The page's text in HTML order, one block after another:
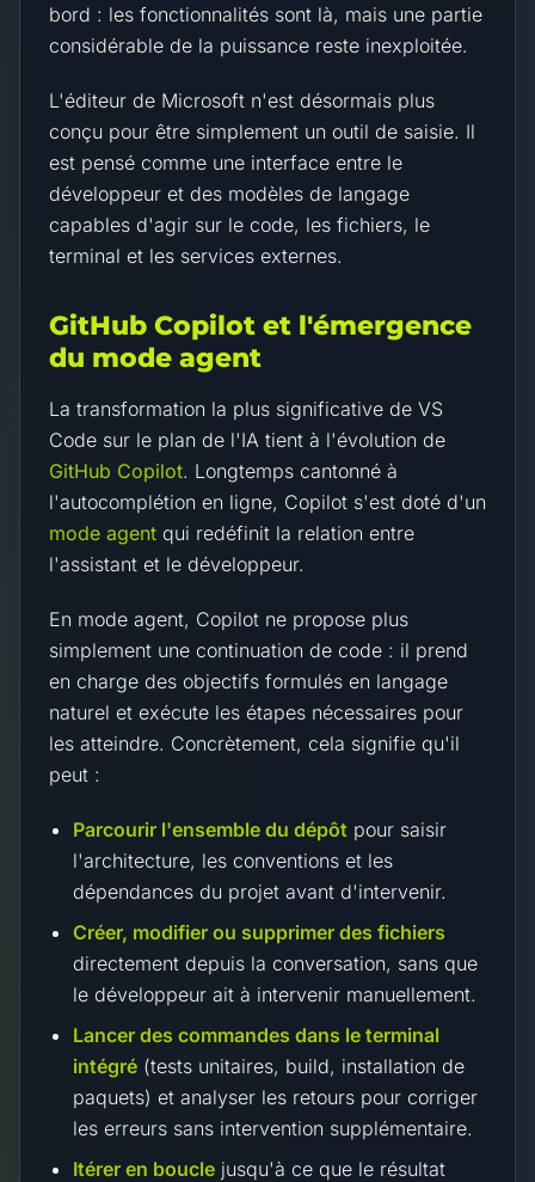
bord : les fonctionnalités sont là, mais une partie
considérable de la puissance reste inexploitée.
L'éditeur de Microsoft n'est désormais plus
conçu pour être simplement un outil de saisie. Il
est pensé comme une interface entre le
développeur et des modèles de langage
capables d'agir sur le code, les fichiers, le
terminal et les services externes.
GitHub Copilot et l'émergence
du mode agent
La transformation la plus significative de VS
Code sur le plan de l'IA tient à l'évolution de
GitHub Copilot. Longtemps cantonné à
l'autocomplétion en ligne, Copilot s'est doté d'un
mode agent qui redéfinit la relation entre
l'assistant et le développeur.
En mode agent, Copilot ne propose plus
simplement une continuation de code : il prend
en charge des objectifs formulés en langage
naturel et exécute les étapes nécessaires pour
les atteindre. Concrètement, cela signifie qu'il
peut :
Parcourir l'ensemble du dépôt pour saisir
l'architecture, les conventions et les
dépendances du projet avant d'intervenir.
Créer, modifier ou supprimer des fichiers
directement depuis la conversation, sans que
le développeur ait à intervenir manuellement.
Lancer des commandes dans le terminal
intégré (tests unitaires, build, installation de
paquets) et analyser les retours pour corriger
les erreurs sans intervention supplémentaire.
Itérer en boucle jusqu'à ce que le résultat